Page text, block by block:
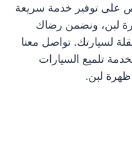
على توفير خدمة سريعة
لبن، ونضمن رضاك
لسيارتك. تواصل معنا
تلميع السيارات
لبن.